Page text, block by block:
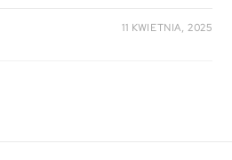
11 KWIETNIA, 2025